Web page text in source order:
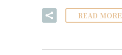
READ MORE